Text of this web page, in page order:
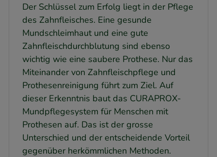
Der Schlüssel zum Erfolg liegt in der Pflege
des Zahnfleisches. Eine gesunde
Mundschleimhaut und eine gute
Zahnfleischdurchblutung sind ebenso
wichtig wie eine saubere Prothese. Nur das
Miteinander von Zahnfleischpflege und
Prothesenreinigung führt zum Ziel. Auf
dieser Erkenntnis baut das CURAPROX-
Mundpflegesystem für Menschen mit
Prothesen auf. Das ist der grosse
Unterschied und der entscheidende Vorteil
gegenüber herkömmlichen Methoden.